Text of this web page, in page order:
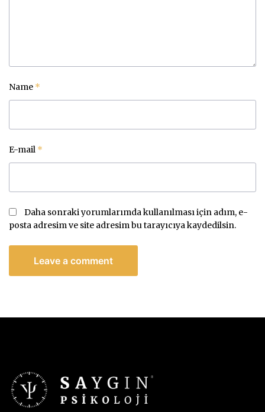
Name *
E-mail *
Daha sonraki yorumlarımda kullanılması için adım, e-
posta adresim ve site adresim bu tarayıcıya kaydedilsin.